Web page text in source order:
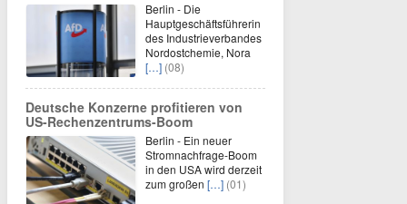
Berlin - Die
Hauptgeschäftsführerin
des Industrieverbandes
Nordostchemie, Nora
[…] (08)
Deutsche Konzerne profitieren von
US-Rechenzentrums-Boom
Berlin - Ein neuer
Stromnachfrage-Boom
in den USA wird derzeit
zum großen […] (01)